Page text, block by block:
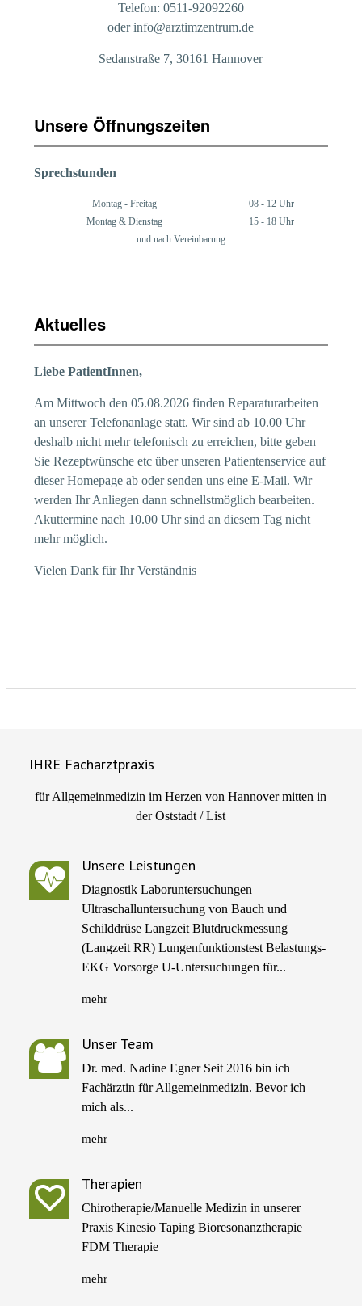
Telefon: 0511-92092260
oder info@arztimzentrum.de
Sedanstraße 7, 30161 Hannover
Unsere Öffnungszeiten
Sprechstunden
Montag - Freitag
08 - 12 Uhr
Montag & Dienstag
15 - 18 Uhr
und nach Vereinbarung
Aktuelles
Liebe PatientInnen,
Am Mittwoch den 05.08.2026 finden Reparaturarbeiten
an unserer Telefonanlage statt. Wir sind ab 10.00 Uhr
deshalb nicht mehr telefonisch zu erreichen, bitte geben
Sie Rezeptwünsche etc über unseren Patientenservice auf
dieser Homepage ab oder senden uns eine E-Mail. Wir
werden Ihr Anliegen dann schnellstmöglich bearbeiten.
Akuttermine nach 10.00 Uhr sind an diesem Tag nicht
mehr möglich.
Vielen Dank für Ihr Verständnis
IHRE Facharztpraxis
für Allgemeinmedizin im Herzen von Hannover mitten in
der Oststadt / List
Unsere Leistungen
Diagnostik Laboruntersuchungen
Ultraschalluntersuchung von Bauch und
Schilddrüse Langzeit Blutdruckmessung
(Langzeit RR) Lungenfunktionstest Belastungs-
EKG Vorsorge U-Untersuchungen für...
mehr
Unser Team
Dr. med. Nadine Egner Seit 2016 bin ich
Fachärztin für Allgemeinmedizin. Bevor ich
mich als...
mehr
Therapien
Chirotherapie/Manuelle Medizin in unserer
Praxis Kinesio Taping Bioresonanztherapie
FDM Therapie
mehr